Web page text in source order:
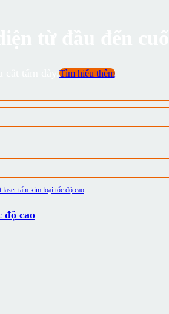
độ cao
từ đầu đến cuối
Tìm hiểu thêm